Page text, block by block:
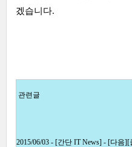
겠습니다.
관련글
2015/06/03 - [간단 IT News] - [다음